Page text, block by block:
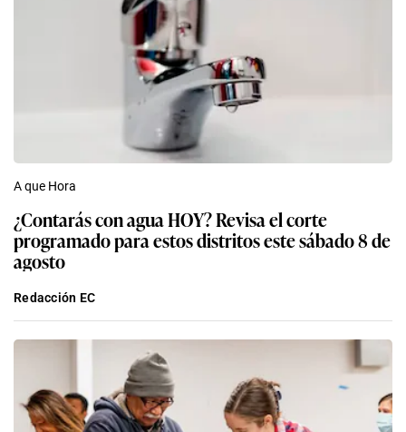
A que Hora
¿Contarás con agua HOY? Revisa el corte
programado para estos distritos este sábado 8 de
agosto
Redacción EC